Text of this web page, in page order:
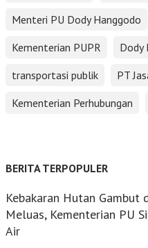
Menteri PU Dody Hanggodo
Kementerian PUPR
Dody
transportasi publik
PT
Kementerian Perhubungan
BERITA TERPOPULER
Kebakaran Hutan Gambut
Meluas, Kementerian PU
Air